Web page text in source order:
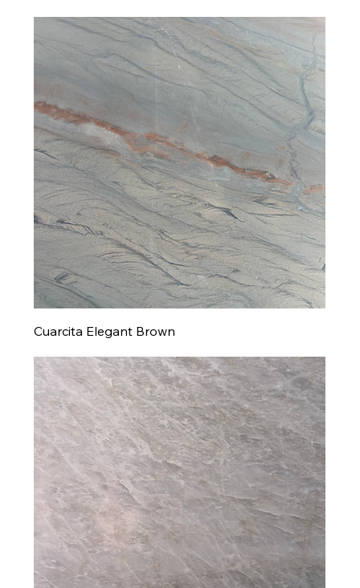
Cuarcita Elegant Brown